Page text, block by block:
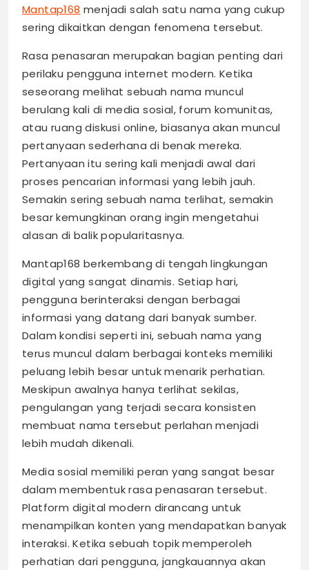
Mantap168 menjadi salah satu nama yang cukup
sering dikaitkan dengan fenomena tersebut.
Rasa penasaran merupakan bagian penting dari
perilaku pengguna internet modern. Ketika
seseorang melihat sebuah nama muncul
berulang kali di media sosial, forum komunitas,
atau ruang diskusi online, biasanya akan muncul
pertanyaan sederhana di benak mereka.
Pertanyaan itu sering kali menjadi awal dari
proses pencarian informasi yang lebih jauh.
Semakin sering sebuah nama terlihat, semakin
besar kemungkinan orang ingin mengetahui
alasan di balik popularitasnya.
Mantap168 berkembang di tengah lingkungan
digital yang sangat dinamis. Setiap hari,
pengguna berinteraksi dengan berbagai
informasi yang datang dari banyak sumber.
Dalam kondisi seperti ini, sebuah nama yang
terus muncul dalam berbagai konteks memiliki
peluang lebih besar untuk menarik perhatian.
Meskipun awalnya hanya terlihat sekilas,
pengulangan yang terjadi secara konsisten
membuat nama tersebut perlahan menjadi
lebih mudah dikenali.
Media sosial memiliki peran yang sangat besar
dalam membentuk rasa penasaran tersebut.
Platform digital modern dirancang untuk
menampilkan konten yang mendapatkan banyak
interaksi. Ketika sebuah topik memperoleh
perhatian dari pengguna, jangkauannya akan